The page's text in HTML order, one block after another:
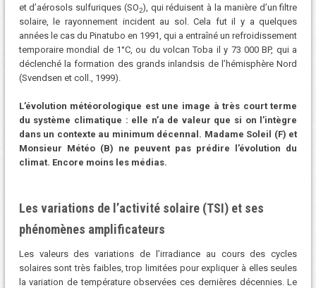
et d’aérosols sulfuriques (SO2), qui réduisent à la manière d’un filtre
solaire, le rayonnement incident au sol. Cela fut il y a quelques
années le cas du Pinatubo en 1991, qui a entraîné un refroidissement
temporaire mondial de 1°C, ou du volcan Toba il y 73 000 BP, qui a
déclenché la formation des grands inlandsis de l’hémisphère Nord
(Svendsen et coll., 1999).
L’évolution météorologique est une image à très court terme
du système climatique : elle n’a de valeur que si on l’intègre
dans un contexte au minimum décennal. Madame Soleil (F) et
Monsieur Météo (B) ne peuvent pas prédire l’évolution du
climat. Encore moins les médias.
Les variations de l’activité solaire (TSI) et ses
phénomènes amplificateurs
Les valeurs des variations de l’irradiance au cours des cycles
solaires sont très faibles, trop limitées pour expliquer à elles seules
la variation de température observées ces dernières décennies. Le